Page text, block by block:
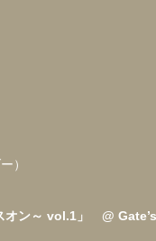
）
ン～ vol.1」 @